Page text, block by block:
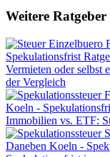
Weitere Ratgeber
Vermieten oder
der Vergleich
Immobilien vs. ETF: